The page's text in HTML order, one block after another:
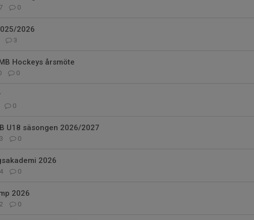
0
2026
3
Hockeys årsmöte
0
0
U18 säsongen 2026/2027
0
2026
0
2026
0